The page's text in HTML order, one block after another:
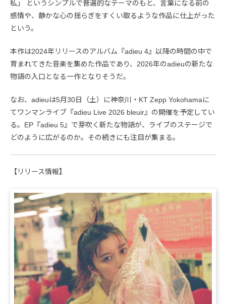
私」 というシンプルで普遍的なテーマのもと、言葉になる前の
感情や、静かな心の揺らぎをすくい取るような作品に仕上がった
という。
本作は2024年リリースのアルバム『adieu 4』以降の時間の中で
育まれてきた音楽を集めた作品であり、2026年のadieuの新たな
物語の入口となる一作となりそうだ。
なお、adieuは5月30日（土）に神奈川・KT Zepp Yokohamaに
てワンマンライブ『adieu Live 2026 bleuir』の開催を予定してい
る。EP『adieu 5』で芽吹く新たな物語が、ライブのステージで
どのように広がるのか。その続きにも注目が集まる。
【リリース情報】